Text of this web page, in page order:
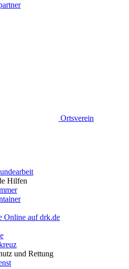
Ortsverein
Hilfen
Online auf drk.de
und Rettung